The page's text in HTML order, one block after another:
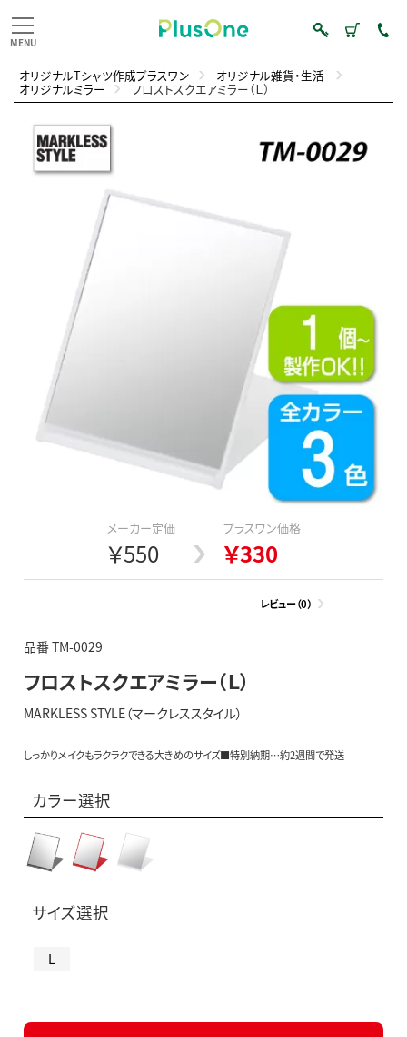
オリジナルTシャツ作成プラスワン オリジナル雑貨・生活
オリジナルミラー フロストスクエアミラー（Ｌ）
メーカー定価
￥550
プラスワン価格
￥330
- レビュー（0）
品番 TM-0029
フロストスクエアミラー（Ｌ）
MARKLESS STYLE（マークレススタイル）
しっかりメイクもラクラクできる大きめのサイズ■特別納期…約2週間で発送
カラー選択
サイズ選択
L